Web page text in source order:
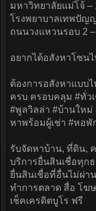
มหาวิทยาลัยแม่โจ้ –
โรงพยาบาลเทพปัญ
ถนนวงแหวนรอบ 2
อยากได้อสังหาโซน
ต้องการอสังหาแบบไ
ครบ ครอบคลุม #ทั่ว
#พูลวิลล่า #บ้านใหม่
หาพร้อมผู้เช่า #หอ
รับจัดหาบ้าน, ที่ดิน,
บริการยื่นสินเชื่อทุก
ยื่นสินเชื่อที่อื่นไม่ผ่า
ทำการตลาด สื่อ โฆ
เช็คเครดิตบูโร ฟรี